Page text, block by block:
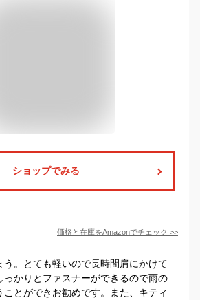
ショップでみる
価格と在庫をAmazonでチェック >>
う。とても軽いので長時間肩にかけて
っかりとファスナーができるので雨の
ことができお勧めです。また、キティ